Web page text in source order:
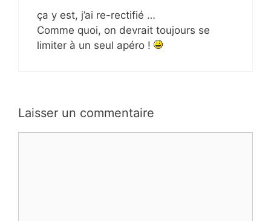
ça y est, j’ai re-rectifié …
Comme quoi, on devrait toujours se
limiter à un seul apéro !
Laisser un commentaire